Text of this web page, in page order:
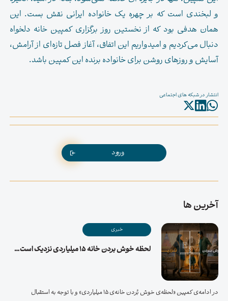
و لبخندی است که بر چهره یک خانواده ایرانی نقش بست. این
همان هدفی بود که از نخستین روز برگزاری کمپین خانه دلخواه
دنبال می‌کردیم و امیدواریم این اتفاق، آغاز فصل تازه‌ای از آرامش،
آسایش و روزهای روشن برای خانواده برنده این کمپین باشد.
انتشار در شبکه های اجتماعی
ورود
آخرین ها
خبری
لحظه خوش بردن خانه ۱۵ میلیاردی نزدیک است…
در ادامه‌ی کمپین «لحظه‌ی خوش بُردن خانه‌ی ۱۵ میلیاردی» و با توجه به استقبال